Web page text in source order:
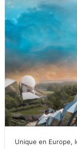
Unique en Europe,